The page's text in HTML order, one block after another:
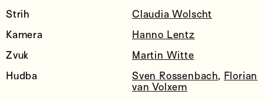
Strih
Claudia Wolscht
Kamera
Hanno Lentz
Zvuk
Martin Witte
Hudba
Sven Rossenbach, Florian
van Volxem